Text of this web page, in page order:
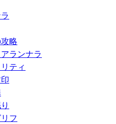
略
ランナラ
ティ
フ